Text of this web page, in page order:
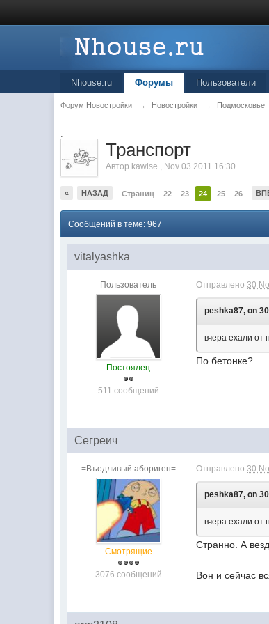
Nhouse.ru Форумы Пользователи
Форум Новостройки → Новостройки → Подмосковье
.
Транспорт
Автор kawise , Nov 03 2011 16:30
« НАЗАД Страниц 22 23 24 25 26
Сообщений в теме: 967
vitalyashka
Пользователь
Постоялец
511 сообщений
Отправлено30
peshka87, on
вчера ехали от
По бетонке?
Сегреич
-=Въедливый абориген=-
Смотрящие
3076 сообщений
Отправлено30
peshka87, on
вчера ехали от
Странно. А
Вон и сейчас